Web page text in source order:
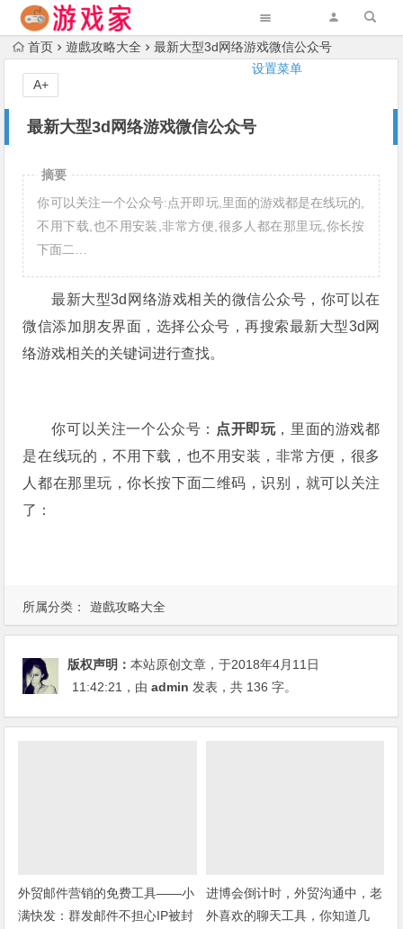
设置菜单
首页 遊戲攻略大全 最新大型3d网络游戏微信公众号
最新大型3d网络游戏微信公众号
A+
所属分类： 遊戲攻略大全
摘要
你可以关注一个公众号:点开即玩,里面的游戏都是在线玩的,
不用下载,也不用安装,非常方便,很多人都在那里玩,你长按
下面二…
最新大型3d网络游戏相关的微信公众号，你可以在
微信添加朋友界面，选择公众号，再搜索最新大型3d网
络游戏相关的关键词进行查找。
你可以关注一个公众号： 点开即玩，里面的游戏都
是在线玩的，不用下载，也不用安装，非常方便，很多
人都在那里玩，你长按下面二维码，识别，就可以关注
了：
版权声明：本站原创文章，于2018年4月11日
11:42:21 ，由admin 发表，共 136 字。
外贸邮件营销的免费工具——小
满快发：群发邮件不担心IP被封
进博会倒计时，外贸沟通中，老
外喜欢的聊天工具，你知道几